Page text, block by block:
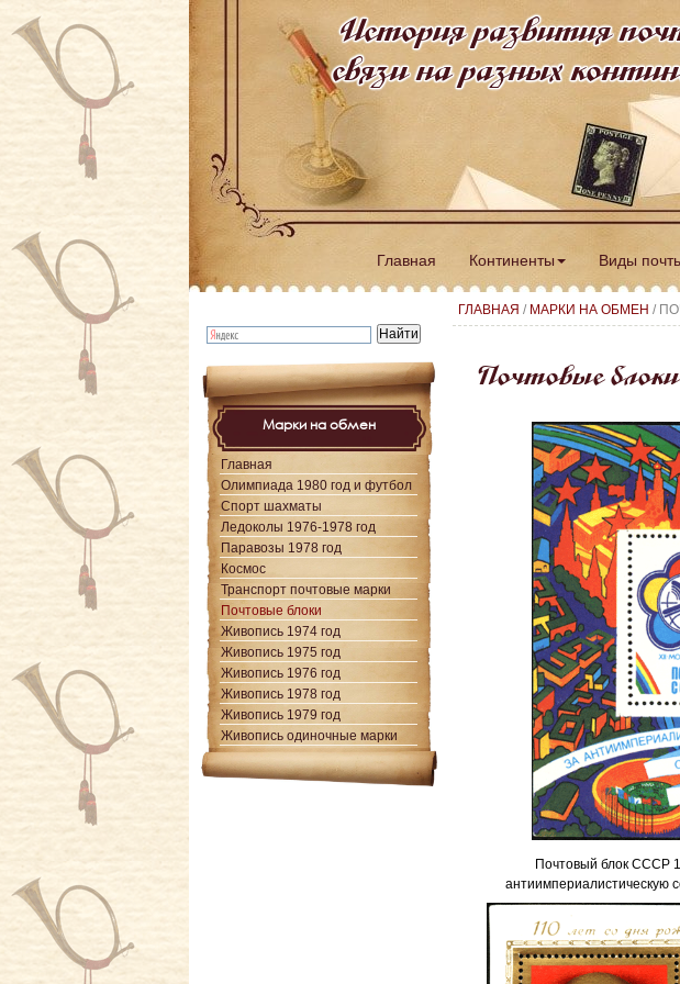
История развития
связи на разных
Главная Континенты Виды
ГЛАВНАЯ / МАРКИ НА ОБМЕН /
Почтовые
Почтовый блок СССР
антиимпериалистическую
Марки на обмен
Главная
Олимпиада 1980 год и футбол
Спорт шахматы
Ледоколы 1976-1978 год
Паравозы 1978 год
Космос
Транспорт почтовые марки
Почтовые блоки
Живопись 1974 год
Живопись 1975 год
Живопись 1976 год
Живопись 1978 год
Живопись 1979 год
Живопись одиночные марки